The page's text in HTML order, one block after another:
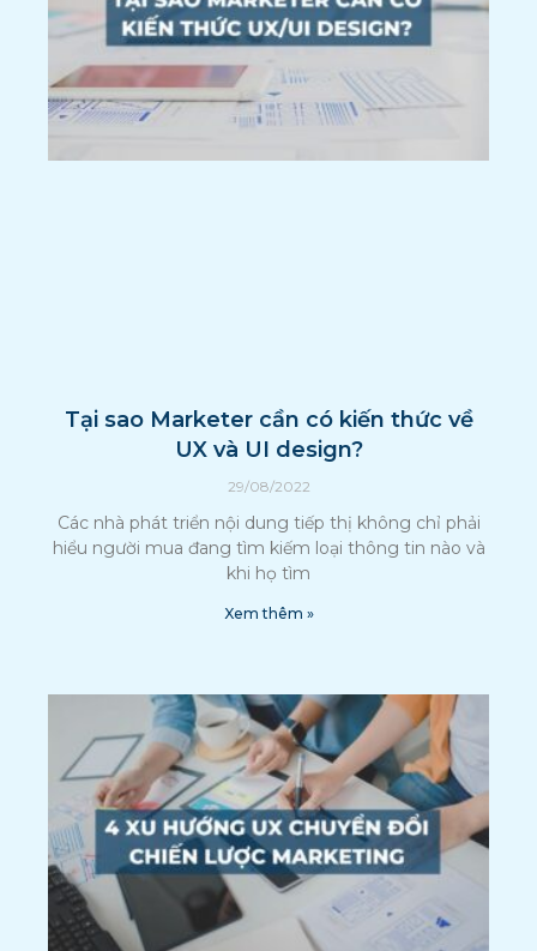
Tại sao Marketer cần có kiến thức về
UX và UI design?
29/08/2022
Các nhà phát triển nội dung tiếp thị không chỉ phải
hiểu người mua đang tìm kiếm loại thông tin nào và
khi họ tìm
Xem thêm »